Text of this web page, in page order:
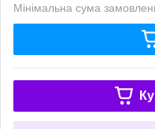
Мінімальна сума